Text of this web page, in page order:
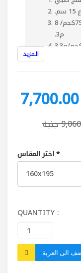
8 سم اسفنج بولي يوريثان مضغوط كثافة 75كجم/
م3‏.‏
المزيد
جنية
*
QUANTITY :
الى العربة